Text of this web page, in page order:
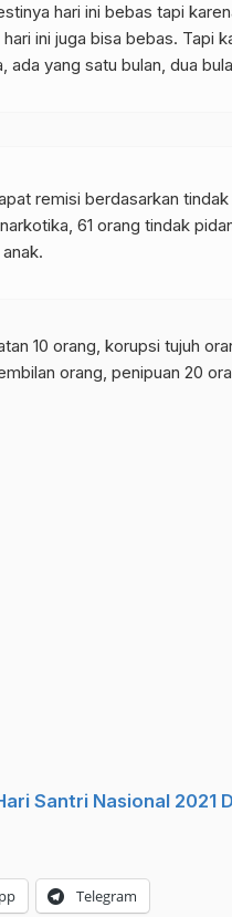
hari ini bebas tapi
ini juga bisa bebas. Tapi
ada yang satu bulan, dua
remisi berdasarkan
61 orang tindak
10 orang, korupsi tujuh
orang, penipuan 20
Santri Nasional 2021
Telegram